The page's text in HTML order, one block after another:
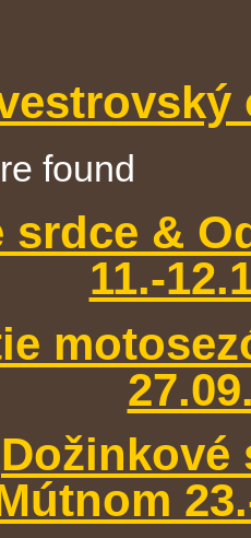
found
srdce &
11.-
Dožinkové